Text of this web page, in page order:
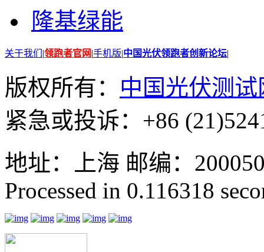
隆基绿能
关于我们 |领跑者官网|手机版|中国光伏领跑者创新论坛|
版权所有： 中国光伏测试
紧急或投诉：+86
地址：上海 邮编：
Processed in 0.116318